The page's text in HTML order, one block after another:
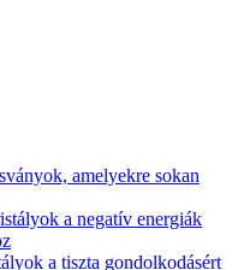
amelyekre sokan
a negatív energiák
a tiszta gondolkodásért